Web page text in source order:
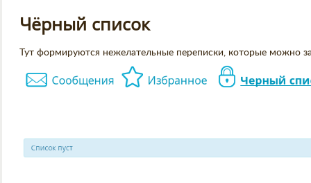
Чёрный список
Тут формируются нежелательные переписки, которые можно